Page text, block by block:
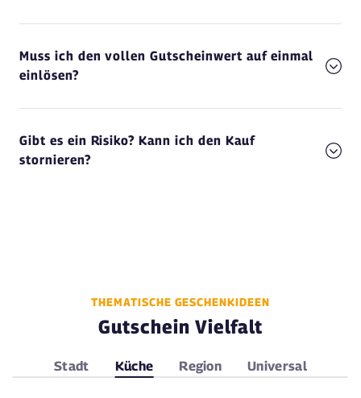
Muss ich den vollen Gutscheinwert auf einmal
einlösen?
Gibt es ein Risiko? Kann ich den Kauf
stornieren?
THEMATISCHE GESCHENKIDEEN
Gutschein Vielfalt
Stadt Küche Region Universal